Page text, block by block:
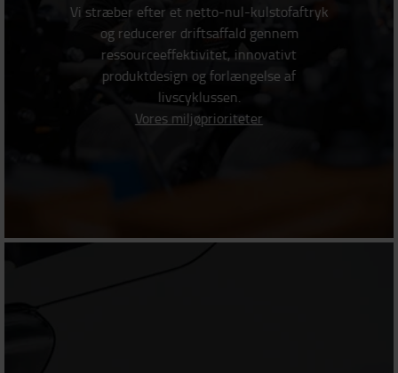
Vi stræber efter et netto-nul-kulstofaftryk
og reducerer driftsaffald gennem
ressourceeffektivitet, innovativt
produktdesign og forlængelse af
livscyklussen.
Vores miljøprioriteter